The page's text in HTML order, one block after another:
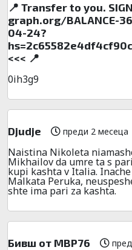
📍 Transfer to you.
graph.org/BALANCE-
04-24?
<<< 📍
0ih3g9
Djudje преди 2 месеца
Naistina Nikoleta
Mikhailov da umre ta s
kupi kashta v Italia.
Malkata Peruka,
shte ima pari za kashta.
Бивш от МВР76